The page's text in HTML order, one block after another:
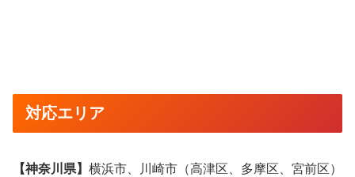
対応エリア
【神奈川県】 横浜市、川崎市（高津区、多摩区、宮前区）